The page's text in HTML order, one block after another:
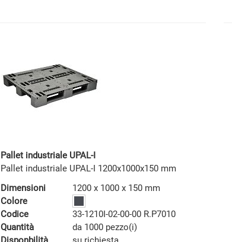
Pallet industriale UPAL-I
Pallet industriale UPAL-I 1200x1000x150 mm
Dimensioni
1200 x 1000 x 150 mm
Colore
Codice
33-1210I-02-00-00 R.P7010
Quantità
da 1000 pezzo(i)